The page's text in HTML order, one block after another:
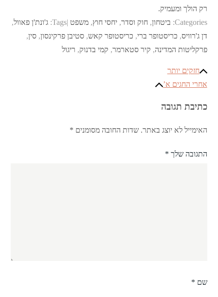
רק הולך ומעמיק.
Categories: ביטחון,חוק וסדר,יחסי חוץ,משפט Tags: ג'ונת'ן פאוול,
דן ג'רוויס, כריסטופר ברי, כריסטופר קאש,סטיבן פרקינסון,סין,
פרקליטות המדינה, קיר סטארמר, קמי בדנוק, ריגול
ניווט
חזקים יותר
אחרי החגים א’
כתיבת תגובה
האימייל לא יוצג באתר. שדות החובה מסומנים *
התגובה שלך *
שם *